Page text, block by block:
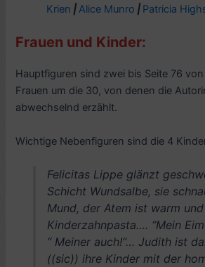
Krien |Alice Munro | Patricia
Frauen und Kinder:
Hauptfiguren sind zwei bis Seite 76
Frauen um die 30, von denen die
abwechselnd erzählt.
Wichtige Nebenfiguren sind die 4
Felicitas Lippe glänzt
Schicht Wundsalbe, sie
Mund, der Atem ist warm
Kinderzahnpasta…. “Mein
“ Meiner auch!“… Judith ist
((sic)) ihre Kinder mit der